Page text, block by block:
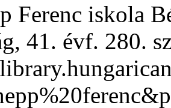
Ferenc iskola
41. évf. 280.